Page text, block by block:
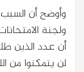
وأوضح أن
ولجنة
أن عدد الذين
لن يتمكنوا من